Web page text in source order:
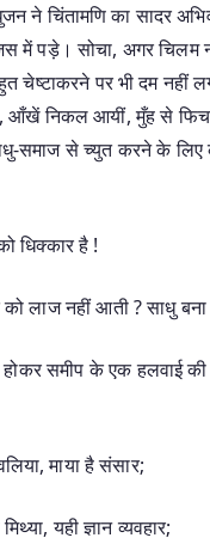
ने चिंतामणि का सादर
में पड़े। सोचा, अगर चिलम
चेष्टाकरने पर भी दम
आँखें निकल आयीं, मुँह से
समाज से च्युत करने के लिए
धिक्कार है !
को लाज नहीं आती ? साधु बना
होकर समीप के एक हलवाई
माया है संसार;
यही ज्ञान व्यवहार;